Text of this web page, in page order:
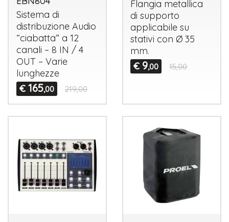
Sistema di
distribuzione Audio
“ciabatta” a 12
canali – 8 IN / 4
OUT– Varie
lunghezze
€ 165,00 219,00
Flangia metallica
di supporto
applicabile su
stativi con Ø 35
mm.
€ 9,00 15,00